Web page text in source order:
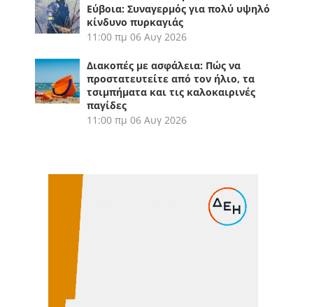
Εύβοια: Συναγερμός για πολύ υψηλό
κίνδυνο πυρκαγιάς
11:00 πμ 06 Αυγ 2026
Διακοπές με ασφάλεια: Πώς να
προστατευτείτε από τον ήλιο, τα
τσιμπήματα και τις καλοκαιρινές
παγίδες
11:00 πμ 06 Αυγ 2026